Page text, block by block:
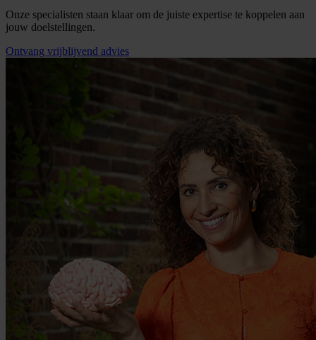
Onze specialisten staan klaar om de juiste expertise te koppelen aan
jouw doelstellingen.
Ontvang vrijblijvend advies